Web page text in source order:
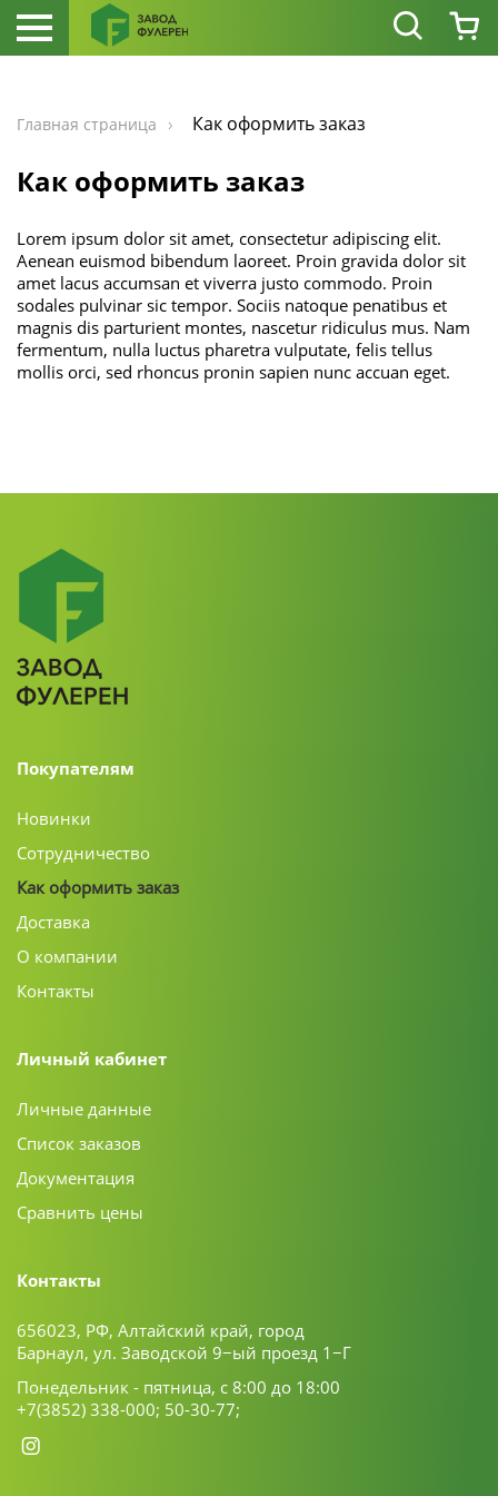
Главная страница Как оформить заказ
Как оформить заказ
Lorem ipsum dolor sit amet, consectetur adipiscing elit.
Aenean euismod bibendum laoreet. Proin gravida dolor sit
amet lacus accumsan et viverra justo commodo. Proin
sodales pulvinar sic tempor. Sociis natoque penatibus et
magnis dis parturient montes, nascetur ridiculus mus. Nam
fermentum, nulla luctus pharetra vulputate, felis tellus
mollis orci, sed rhoncus pronin sapien nunc accuan eget.
Покупателям
Новинки
Сотрудничество
Как оформить заказ
Доставка
О компании
Контакты
Личный кабинет
Личные данные
Список заказов
Документация
Сравнить цены
Контакты
656023, РФ, Алтайский край, город
Барнаул, ул. Заводской 9−ый проезд 1−Г
Понедельник - пятница, с 8:00 до 18:00
+7(3852) 338-000; 50-30-77;